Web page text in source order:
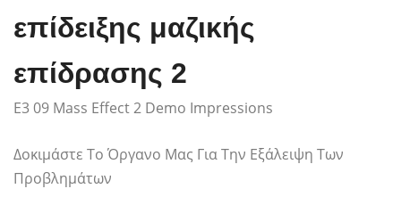
επίδειξης μαζικής
επίδρασης 2
E3 09 Mass Effect 2 Demo Impressions
Δοκιμάστε Το Όργανο Μας Για Την Εξάλειψη Των
Προβλημάτων